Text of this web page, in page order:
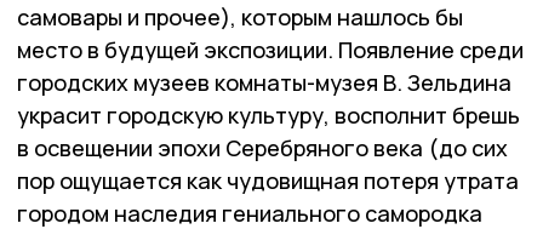
самовары и прочее), которым нашлось бы
место в будущей экспозиции. Появление среди
городских музеев комнаты-музея В. Зельдина
украсит городскую культуру, восполнит брешь
в освещении эпохи Серебряного века (до сих
пор ощущается как чудовищная потеря утрата
городом наследия гениального самородка